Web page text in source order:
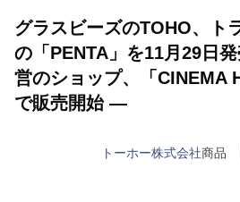
グラスビーズのTOHO、ト
の「PENTA」を11月29
営のショップ、「CINEMA
で販売開始 ―
トーホー株式会社商品